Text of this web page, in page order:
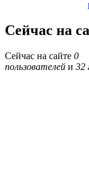
Сейчас на
Сейчас на сайте 0
пользователей и 32